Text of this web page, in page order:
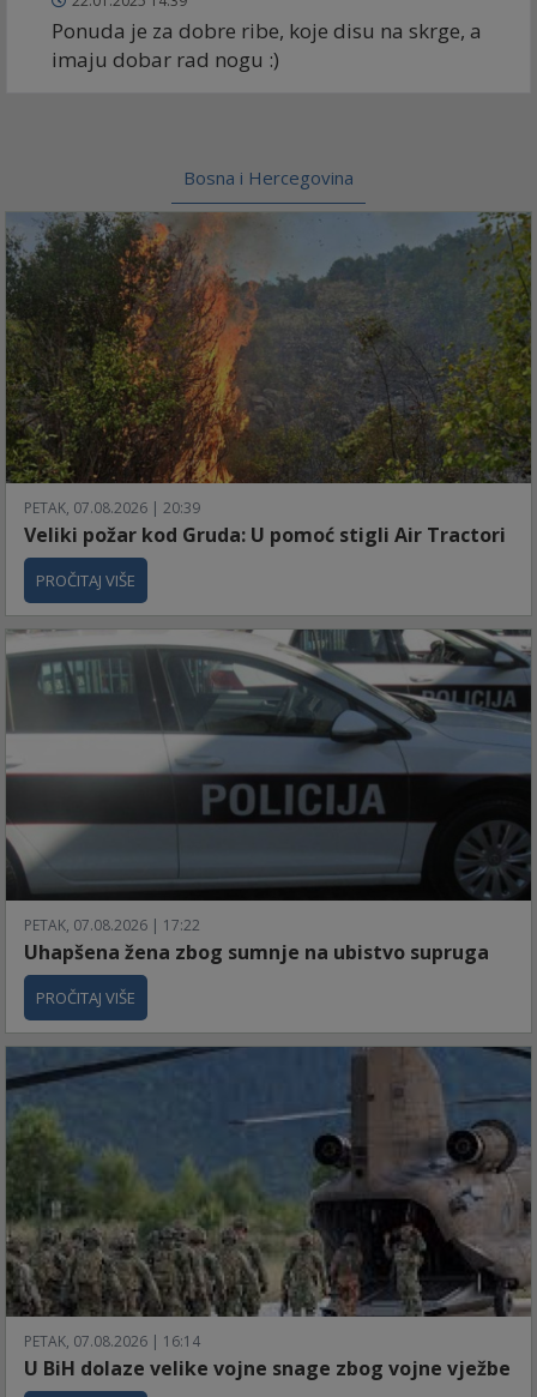
Ponuda je za dobre ribe, koje disu na skrge, a
imaju dobar rad nogu :)
Bosna i Hercegovina
PETAK, 07.08.2026 | 20:39
Veliki požar kod Gruda: U pomoć stigli Air Tractori
PROČITAJ VIŠE
PETAK, 07.08.2026 | 17:22
Uhapšena žena zbog sumnje na ubistvo supruga
PROČITAJ VIŠE
PETAK, 07.08.2026 | 16:14
U BiH dolaze velike vojne snage zbog vojne vježbe